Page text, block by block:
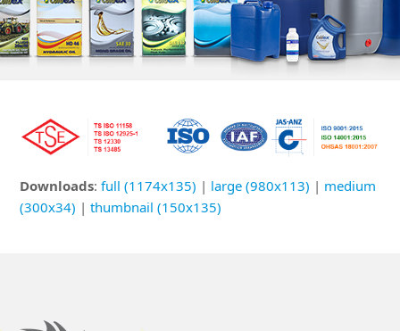
Downloads:full (1174x135) | large (980x113) | medium
(300x34) |thumbnail (150x135)